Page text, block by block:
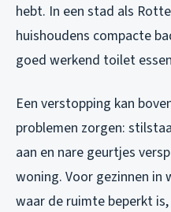
hebt. In een stad als
huishoudens compacte
goed werkend toilet
Een verstopping kan
problemen zorgen:
aan en nare geurtjes
woning. Voor gezinnen in
waar de ruimte beperkt